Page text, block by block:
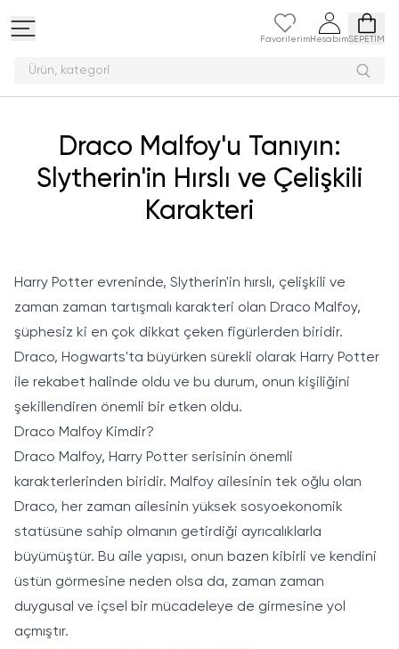
Favorilerim HesabımSEPETİM
Ürün, k
Draco Malfoy'u Tanıyın:
Slytherin'in Hırslı ve Çelişkili
Karakteri
Harry Potter evreninde, Slytherin'in hırslı, çelişkili ve
zaman zaman tartışmalı karakteri olan Draco Malfoy,
şüphesiz ki en çok dikkat çeken figürlerden biridir.
Draco, Hogwarts'ta büyürken sürekli olarak Harry Potter
ile rekabet halinde oldu ve bu durum, onun kişiliğini
şekillendiren önemli bir etken oldu.
Draco Malfoy Kimdir?
Draco Malfoy, Harry Potter serisinin önemli
karakterlerinden biridir. Malfoy ailesinin tek oğlu olan
Draco, her zaman ailesinin yüksek sosyoekonomik
statüsüne sahip olmanın getirdiği ayrıcalıklarla
büyümüştür. Bu aile yapısı, onun bazen kibirli ve kendini
üstün görmesine neden olsa da, zaman zaman
duygusal ve içsel bir mücadeleye de girmesine yol
açmıştır.